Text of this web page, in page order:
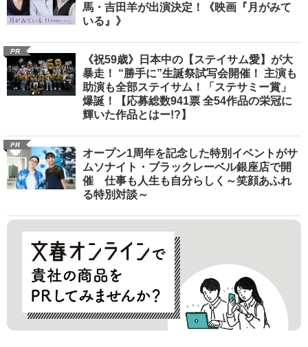
馬・吉田羊が出演決定！《映画『月がみて
いる』》
PR
《祝59歳》日本中の【ステイサム愛】が大
暴走！ “勝手に”生誕祭試写会開催！ 主演も
助演も全部ステイサム！「ステサミー賞」
爆誕！【応募総数941票 全54作品の栄冠に
輝いた作品とはー!?】
PR
オープン1周年を記念した特別イベントがサ
ムソナイト・ブラックレーベル銀座店で開
催 仕事も人生も自分らしく～笑顔あふれ
る特別対談～